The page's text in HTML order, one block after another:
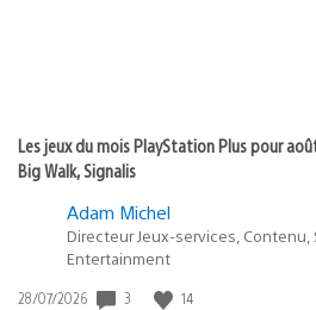
Les jeux du mois PlayStation Plus pour
Big Walk, Signalis
Adam Michel
Directeur Jeux-services,
Entertainment
Date
28/07/2026 3 14